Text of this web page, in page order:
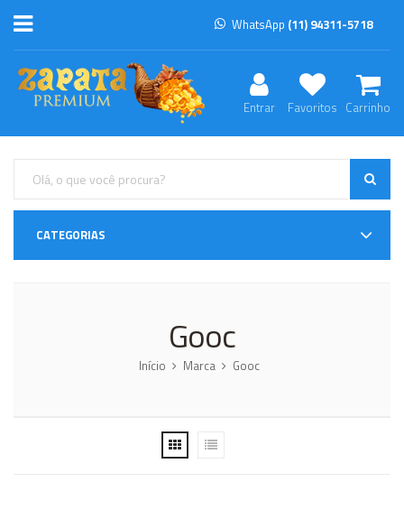
WhatsApp (11) 94311-5718
Entrar Favoritos Carrinho
CATEGORIAS
Gooc
Início Marca Gooc